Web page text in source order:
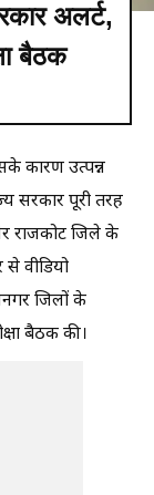
अलर्ट,
बैठक
कारण उत्पन्न
सरकार पूरी तरह
राजकोट जिले के
से वीडियो
जिलों के
बैठक की।